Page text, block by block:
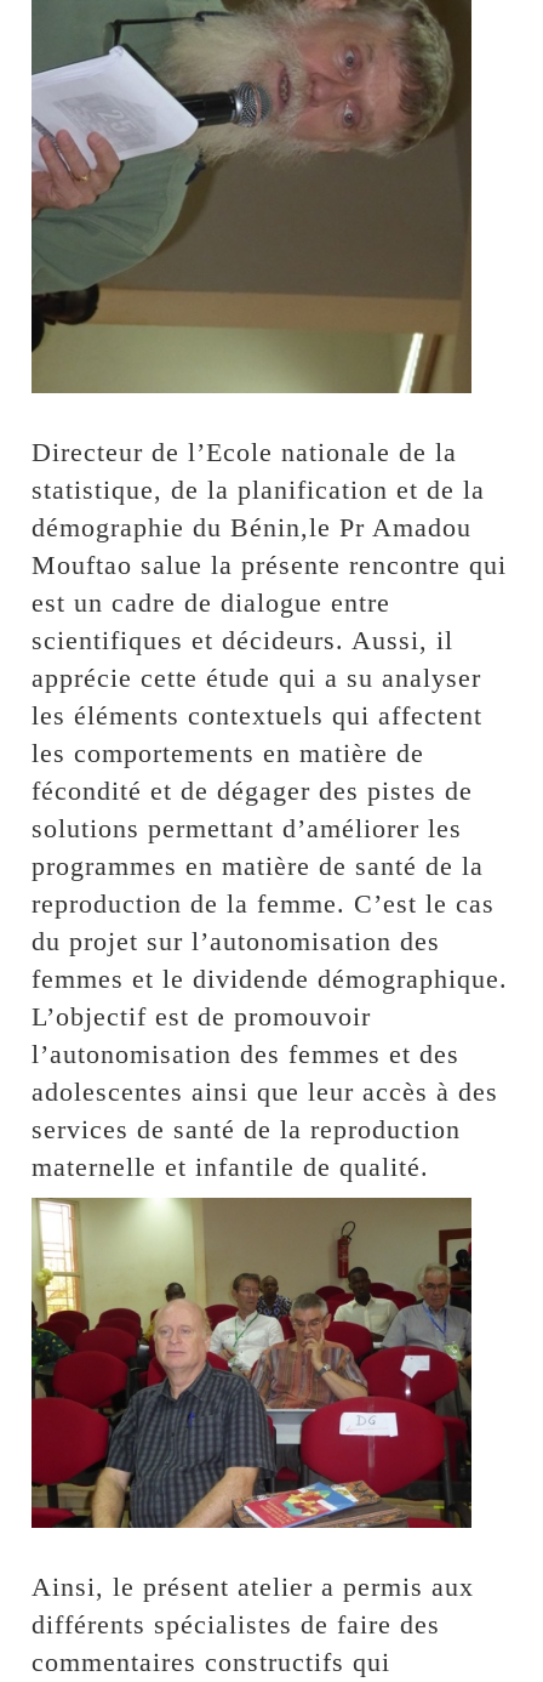
Directeur de l’Ecole nationale de la
statistique, de la planification et de la
démographie du Bénin,le Pr Amadou
Mouftao salue la présente rencontre qui
est un cadre de dialogue entre
scientifiques et décideurs. Aussi, il
apprécie cette étude qui a su analyser
les éléments contextuels qui affectent
les comportements en matière de
fécondité et de dégager des pistes de
solutions permettant d’améliorer les
programmes en matière de santé de la
reproduction de la femme. C’est le cas
du projet sur l’autonomisation des
femmes et le dividende démographique.
L’objectif est de promouvoir
l’autonomisation des femmes et des
adolescentes ainsi que leur accès à des
services de santé de la reproduction
maternelle et infantile de qualité.
Ainsi, le présent atelier a permis aux
différents spécialistes de faire des
commentaires constructifs qui